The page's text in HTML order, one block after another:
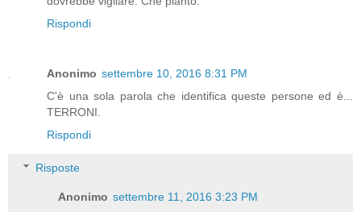
Rispondi
Anonimo settembre 10, 2016 8:31 PM
C'è una sola parola che identifica queste persone ed è...
TERRONI.
Rispondi
Risposte
Anonimo settembre 11, 2016 3:23 PM